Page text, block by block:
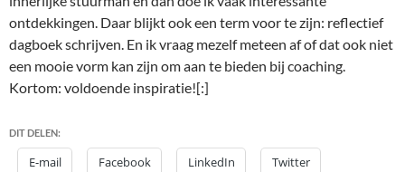
ontdekkingen. Daar blijkt ook een term voor te zijn: reflectief
dagboek schrijven. En ik vraag mezelf meteen af of dat ook niet
een mooie vorm kan zijn om aan te bieden bij coaching.
Kortom: voldoende inspiratie![:]
DIT DELEN:
E-mail Facebook LinkedIn Twitter